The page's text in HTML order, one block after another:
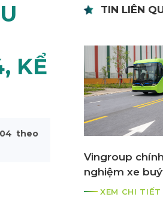
KỂ
theo
TIN LIÊN
Vingroup
nghiệm xe
XEM CHI TIẾT